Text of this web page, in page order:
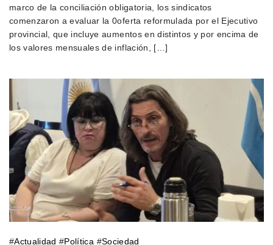
marco de la conciliación obligatoria, los sindicatos
comenzaron a evaluar la 0oferta reformulada por el Ejecutivo
provincial, que incluye aumentos en distintos y por encima de
los valores mensuales de inflación, […]
#Actualidad #Política #Sociedad